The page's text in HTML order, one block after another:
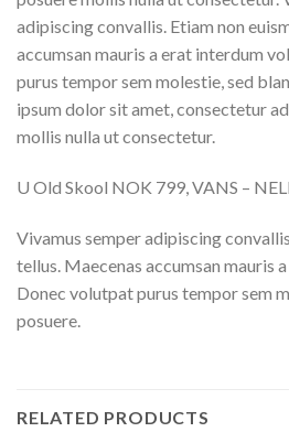
adipiscing convallis. Etiam non
accumsan mauris a erat interdum
purus tempor sem molestie, sed
ipsum dolor sit amet, consectetur
mollis nulla ut consectetur.
U Old Skool NOK 799, VANS –
Vivamus semper adipiscing
tellus. Maecenas accumsan mauris
Donec volutpat purus tempor sem
posuere.
RELATED PRODUCTS